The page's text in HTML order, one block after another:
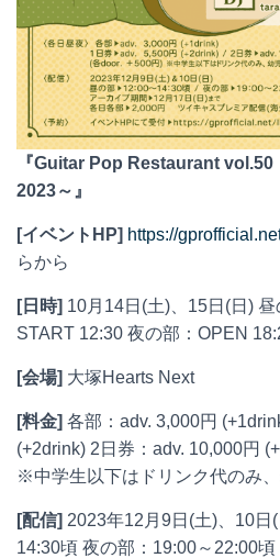
『Guitar Pop Restaurant
2023～』
[イベントHP] https://
らから
[日時] 10月14日(土)、15日(日)
START 12:30 夜の部：OPEN
[会場] 大塚Hearts Next
[料金] 各部：adv. 3,000円
(+2drink) 2日券：adv. 10,000円
※中学生以下はドリンク代のみ
[配信] 2023年12月9日(土)、10日
14:30頃 夜の部：19:00～22:00